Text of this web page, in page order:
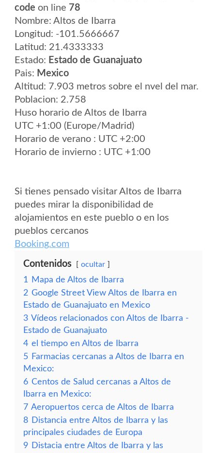
code on line 78
Nombre: Altos de Ibarra
Longitud: -101.5666667
Latitud: 21.4333333
Estado: Estado de Guanajuato
Pais: Mexico
Altitud: 7.903 metros sobre el nvel del mar.
Poblacion: 2.758
Huso horario de Altos de Ibarra
UTC +1:00 (Europe/Madrid)
Horario de verano : UTC +2:00
Horario de invierno : UTC +1:00
Si tienes pensado visitar Altos de Ibarra
puedes mirar la disponibilidad de
alojamientos en este pueblo o en los
pueblos cercanos
Booking.com
Contenidos ocultar
1
Mapa de Altos de Ibarra
2 Google Street View Altos de Ibarra en
Estado de Guanajuato en Mexico
3 Vídeos relacionados con Altos de Ibarra -
Estado de Guanajuato
4 el tiempo en Altos de Ibarra
5 Farmacias cercanas a Altos de Ibarra en
Mexico:
6 Centos de Salud cercanas a Altos de
Ibarra en Mexico:
7 Aeropuertos cerca de Altos de Ibarra
8 Distancia entre Altos de Ibarra y las
principales ciudades de Europa
9 Distacia entre Altos de Ibarra y las